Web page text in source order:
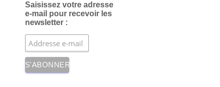
Saisissez votre adresse
e-mail pour recevoir les
newsletter :